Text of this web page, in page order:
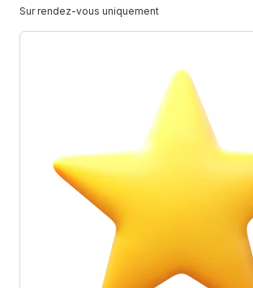
Sur rendez-vous uniquement